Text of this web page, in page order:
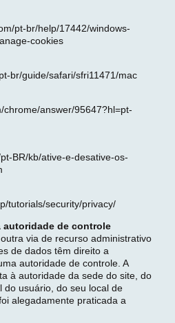
pt-br/help/17442/windows-
cookies
br/guide/safari/sfri11471/mac
answer/95647?hl=pt-
BR/kb/ative-e-desative-os-
tutorials/security/privacy/
autoridade de controle
via de recurso administrativo
de dados têm direito a
autoridade de controle. A
à autoridade da sede do site, do
do usuário, do seu local de
alegadamente praticada a